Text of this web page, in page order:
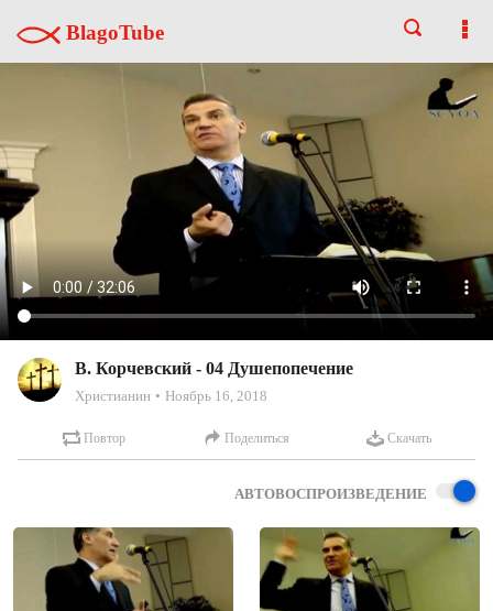
BlagoTube
В. Корчевский - 04 Душепопечение
Христианин Ноябрь 16, 2018
Повтор Поделиться Скачать
АВТОВОСПРОИЗВЕДЕНИЕ